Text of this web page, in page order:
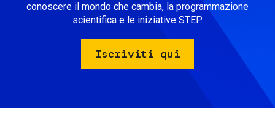
conoscere il mondo che cambia, la programmazione
scientifica e le iniziative STEP.
Iscriviti qui